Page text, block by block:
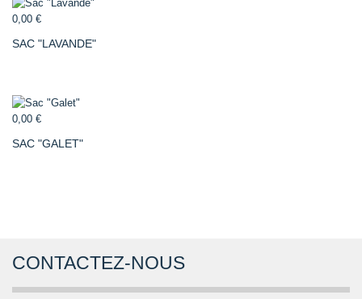
0,00 €
SAC "LAVANDE"
0,00 €
SAC "GALET"
CONTACTEZ-NOUS